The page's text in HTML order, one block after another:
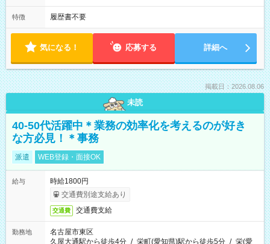
特徴 履歴書不要
気になる！ 応募する 詳細へ
掲載日：2026.08.06
未読
40-50代活躍中＊業務の効率化を考えるのが好き
な方必見！＊事務
派遣 WEB登録・面接OK
給与
時給1800円
交通費別途支給あり
交通費 交通費支給
勤務地
名古屋市東区
久屋大通駅から徒歩4分 / 栄町(愛知県)駅から徒歩5分 / 栄(愛